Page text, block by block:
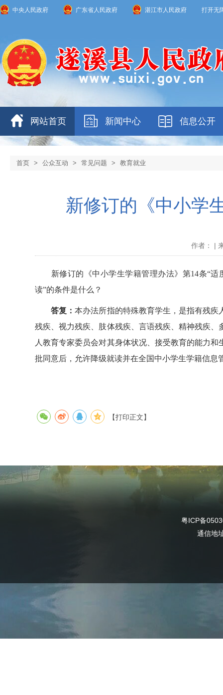
中央人民政府 广东省人民政府 湛江市人民政府 打开无
网站首页 新闻中心 信息公开
首页 > 公众互动 > 常见问题 > 教育就业
新修订的《中小学
作者： |
新修订的《中小学生学籍管理办法》第14条“适
读”的条件是什么？
答复：本办法所指的特殊教育学生，是指有残
残疾、视力残疾、肢体残疾、言语残疾、精神残疾
人教育专家委员会对其身体状况、接受教育的能力
批同意后，允许降级就读并在全国中小学生学籍信息
【打印正文】
粤ICP备
通信地